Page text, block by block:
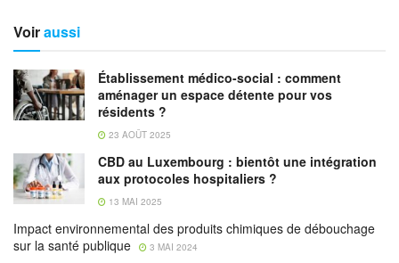
Voiraussi
Établissement médico-social : comment
aménager un espace détente pour vos
résidents ?
23 AOÛT 2025
CBD au Luxembourg : bientôt une intégration
aux protocoles hospitaliers ?
13 MAI 2025
Impact environnemental des produits chimiques de débouchage
sur la santé publique
3 MAI 2024